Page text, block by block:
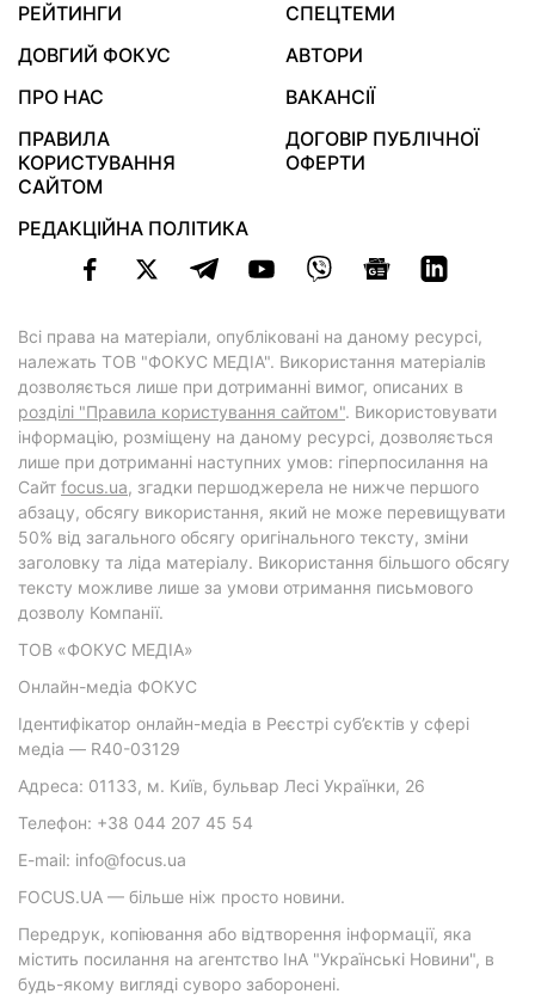
РЕЙТИНГИ
СПЕЦТЕМИ
ДОВГИЙ ФОКУС
АВТОРИ
ПРО НАС
ВАКАНСІЇ
ПРАВИЛА
КОРИСТУВАННЯ
САЙТОМ
ДОГОВІР ПУБЛІЧНОЇ
ОФЕРТИ
РЕДАКЦІЙНА ПОЛІТИКА
Всі права на матеріали, опубліковані на даному ресурсі,
належать ТОВ "ФОКУС МЕДІА". Використання матеріалів
дозволяється лише при дотриманні вимог, описаних в
розділі "Правила користування сайтом". Використовувати
інформацію, розміщену на даному ресурсі, дозволяється
лише при дотриманні наступних умов: гіперпосилання на
Cайт focus.ua, згадки першоджерела не нижче першого
абзацу, обсягу використання, який не може перевищувати
50% від загального обсягу оригінального тексту, зміни
заголовку та ліда матеріалу. Використання більшого обсягу
тексту можливе лише за умови отримання письмового
дозволу Компанії.
ТОВ «ФОКУС МЕДІА»
Онлайн-медіа ФОКУС
Ідентифікатор онлайн-медіа в Реєстрі суб’єктів у сфері
медіа — R40-03129
Адреса: 01133, м. Київ, бульвар Лесі Українки, 26
Телефон: +38 044 207 45 54
E-mail: info@focus.ua
FOCUS.UA — більше ніж просто новини.
Передрук, копіювання або відтворення інформації, яка
містить посилання на агентство ІнА "Українські Новини", в
будь-якому вигляді суворо заборонені.